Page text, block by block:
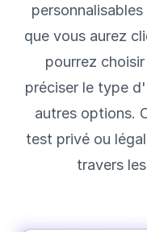
que vous aurez
pourrez
préciser le type
autres options.
test privé ou
travers